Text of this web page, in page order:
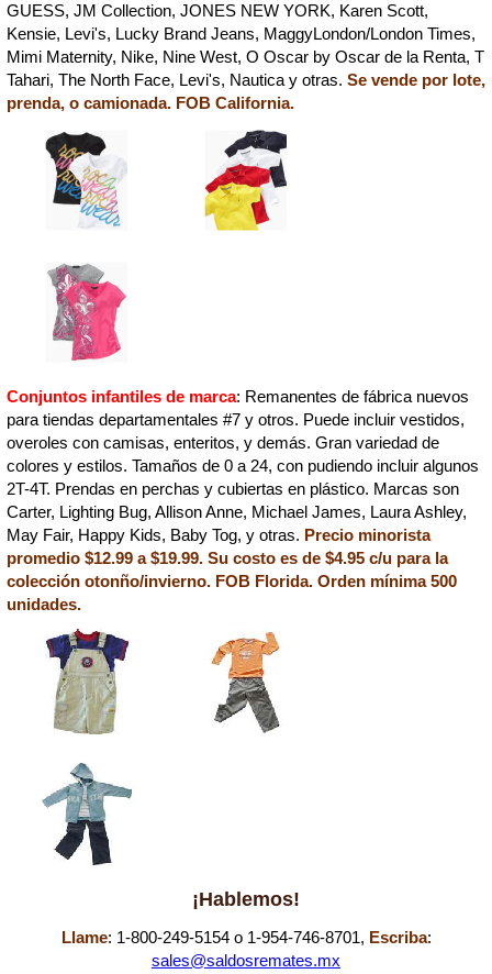
GUESS, JM Collection, JONES NEW YORK, Karen Scott,
Kensie, Levi's, Lucky Brand Jeans, MaggyLondon/London Times,
Mimi Maternity, Nike, Nine West, O Oscar by Oscar de la Renta, T
Tahari, The North Face, Levi's, Nautica y otras. Se vende por lote,
prenda, o camionada. FOB California.
Conjuntos infantiles de marca: Remanentes de fábrica nuevos
para tiendas departamentales #7 y otros. Puede incluir vestidos,
overoles con camisas, enteritos, y demás. Gran variedad de
colores y estilos. Tamaños de 0 a 24, con pudiendo incluir algunos
2T-4T. Prendas en perchas y cubiertas en plástico. Marcas son
Carter, Lighting Bug, Allison Anne, Michael James, Laura Ashley,
May Fair, Happy Kids, Baby Tog, y otras. Precio minorista
promedio $12.99 a $19.99. Su costo es de $4.95 c/u para la
colección otonño/invierno. FOB Florida. Orden mínima 500
unidades.
¡Hablemos!
Llame: 1-800-249-5154 o 1-954-746-8701, Escriba:
sales@saldosremates.mx